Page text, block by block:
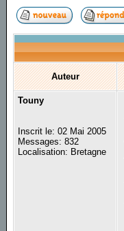
Auteur
Touny
Inscrit le: 02 Mai 2005
Messages: 832
Localisation: Bretagne